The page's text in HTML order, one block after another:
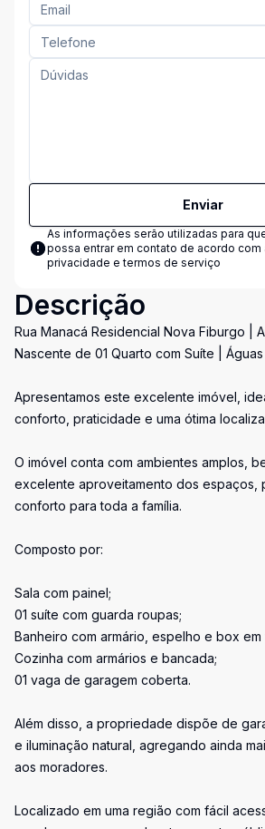
Enviar
As informações serão utilizadas para
possa entrar em contato de acordo com
privacidade e termos de serviço
Descrição
Rua Manacá Residencial Nova Fiburgo |
Nascente de 01 Quarto com Suíte | Águas
Apresentamos este excelente imóvel,
conforto, praticidade e uma ótima
O imóvel conta com ambientes amplos,
excelente aproveitamento dos espaços,
conforto para toda a família.
Composto por:
Sala com painel;
01 suíte com guarda roupas;
Banheiro com armário, espelho e box
Cozinha com armários e bancada;
01 vaga de garagem coberta.
Além disso, a propriedade dispõe de
e iluminação natural, agregando ainda
aos moradores.
Localizado em uma região com fácil